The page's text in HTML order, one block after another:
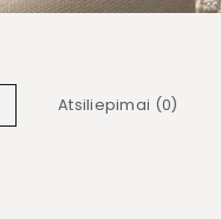
Atsiliepimai (0)